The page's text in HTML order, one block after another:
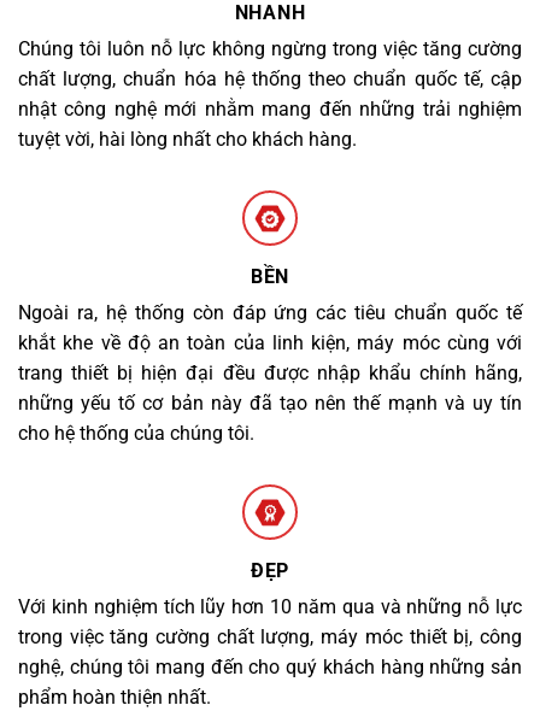
NHANH
Chúng tôi luôn nỗ lực không ngừng trong việc tăng cường
chất lượng, chuẩn hóa hệ thống theo chuẩn quốc tế, cập
nhật công nghệ mới nhằm mang đến những trải nghiệm
tuyệt vời, hài lòng nhất cho khách hàng.
BỀN
Ngoài ra, hệ thống còn đáp ứng các tiêu chuẩn quốc tế
khắt khe về độ an toàn của linh kiện, máy móc cùng với
trang thiết bị hiện đại đều được nhập khẩu chính hãng,
những yếu tố cơ bản này đã tạo nên thế mạnh và uy tín
cho hệ thống của chúng tôi.
ĐẸP
Với kinh nghiệm tích lũy hơn 10 năm qua và những nỗ lực
trong việc tăng cường chất lượng, máy móc thiết bị, công
nghệ, chúng tôi mang đến cho quý khách hàng những sản
phẩm hoàn thiện nhất.